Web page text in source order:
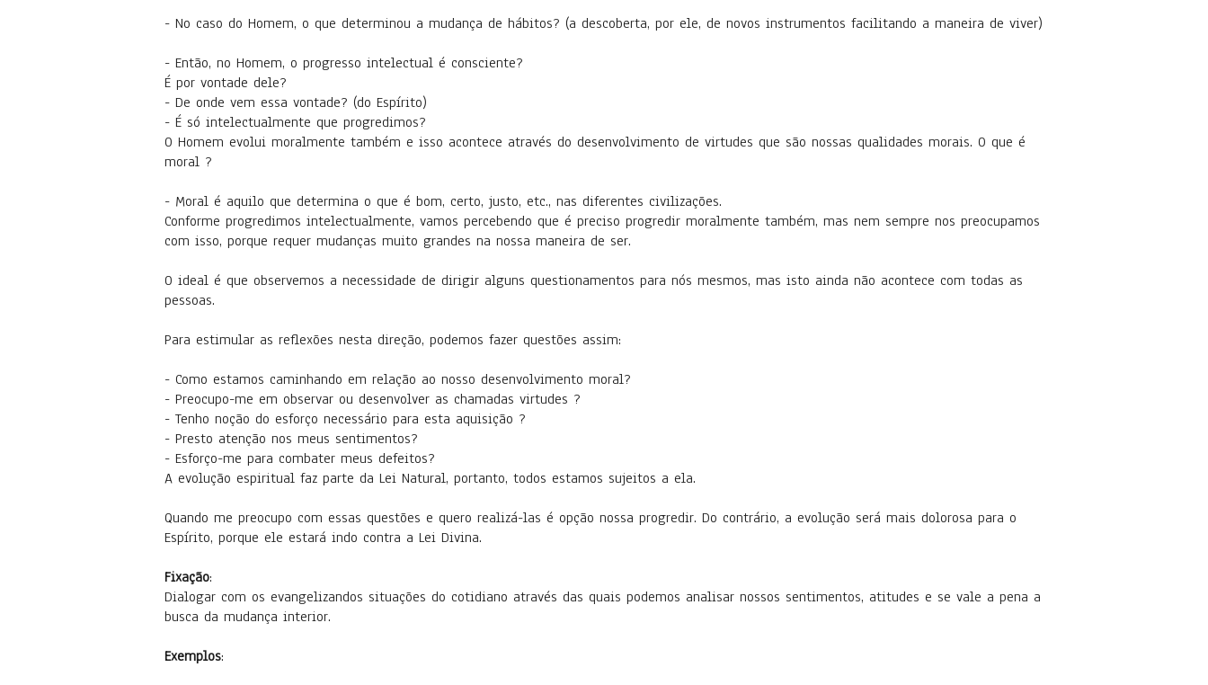
- No caso do Homem, o que determinou a mudança de hábitos? (a descoberta, por ele, de novos instrumentos facilitando a maneira de viver)
- Então, no Homem, o progresso intelectual é consciente?
É por vontade dele?
- De onde vem essa vontade? (do Espírito)
- É só intelectualmente que progredimos?
O Homem evolui moralmente também e isso acontece através do desenvolvimento de virtudes que são nossas qualidades morais. O que é
moral ?
- Moral é aquilo que determina o que é bom, certo, justo, etc., nas diferentes civilizações.
Conforme progredimos intelectualmente, vamos percebendo que é preciso progredir moralmente também, mas nem sempre nos preocupamos
com isso, porque requer mudanças muito grandes na nossa maneira de ser.
O ideal é que observemos a necessidade de dirigir alguns questionamentos para nós mesmos, mas isto ainda não acontece com todas as
pessoas.
Para estimular as reflexões nesta direção, podemos fazer questões assim:
- Como estamos caminhando em relação ao nosso desenvolvimento moral?
- Preocupo-me em observar ou desenvolver as chamadas virtudes ?
- Tenho noção do esforço necessário para esta aquisição ?
- Presto atenção nos meus sentimentos?
- Esforço-me para combater meus defeitos?
A evolução espiritual faz parte da Lei Natural, portanto, todos estamos sujeitos a ela.
Quando me preocupo com essas questões e quero realizá-las é opção nossa progredir. Do contrário, a evolução será mais dolorosa para o
Espírito, porque ele estará indo contra a Lei Divina.
Fixação:
Dialogar com os evangelizandos situações do cotidiano através das quais podemos analisar nossos sentimentos, atitudes e se vale a pena a
busca da mudança interior.
Exemplos: